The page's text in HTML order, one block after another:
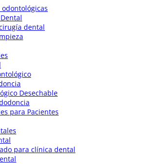
dental
Desechable
para Pacientes
para clínica dental